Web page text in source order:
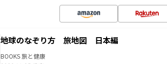
地球のなぞり方 旅地図 日本編
BOOKS 旅と健康